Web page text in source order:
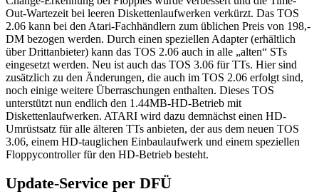
Out-Wartezeit bei leeren Diskettenlaufwerken verkürzt. Das TOS
2.06 kann bei den Atari-Fachhändlern zum üblichen Preis von 198,-
DM bezogen werden. Durch einen speziellen Adapter (erhältlich
über Drittanbieter) kann das TOS 2.06 auch in alle „alten“ STs
eingesetzt werden. Neu ist auch das TOS 3.06 für TTs. Hier sind
zusätzlich zu den Änderungen, die auch im TOS 2.06 erfolgt sind,
noch einige weitere Überraschungen enthalten. Dieses TOS
unterstützt nun endlich den 1.44MB-HD-Betrieb mit
Diskettenlaufwerken. ATARI wird dazu demnächst einen HD-
Umrüstsatz für alle älteren TTs anbieten, der aus dem neuen TOS
3.06, einem HD-tauglichen Einbaulaufwerk und einem speziellen
Floppycontroller für den HD-Betrieb besteht.
Update-Service per DFÜ